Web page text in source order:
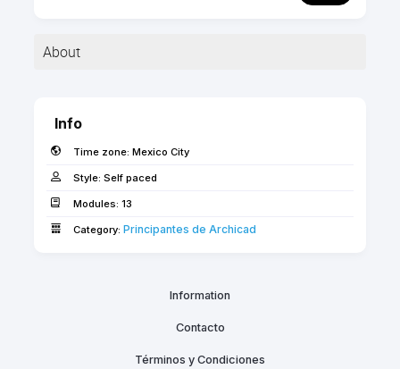
About
convertirá en unseguro usuario de Archicad a nivel
propio certificado de Usuario BIM de Archicad
Info
Time zone: Mexico City
Style: Self paced
Modules: 13
Category: Principantes de Archicad­
Information
Contacto
Términos y Condiciones